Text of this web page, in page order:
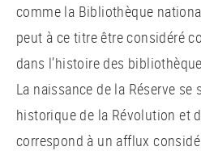
comme la Bibliothèque
peut à ce titre être considéré
dans l’histoire des
La naissance de la Réserve
historique de la Révolution et
correspond à un afflux